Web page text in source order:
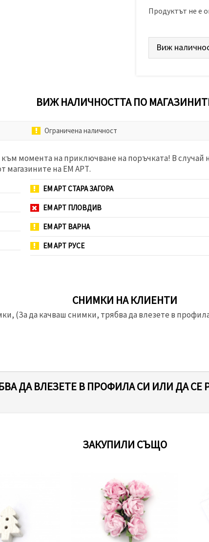
Продуктът не е
Виж
ВИЖ НАЛИЧНОСТТА ПО
Ограничена наличност
момента на приключване на поръчката! В
магазините на ЕМ АРТ.
ЕМ АРТ СТАРА ЗАГОРА
ЕМ АРТ ПЛОВДИВ
ЕМ АРТ ВАРНА
ЕМ АРТ РУСЕ
СНИМКИ НА КЛИЕНТИ
(За да качваш снимки, трябва да влезете в
ДА ВЛЕЗЕТЕ В ПРОФИЛА СИ ИЛИ ДА СЕ
ЗАКУПИЛИ СЪЩО